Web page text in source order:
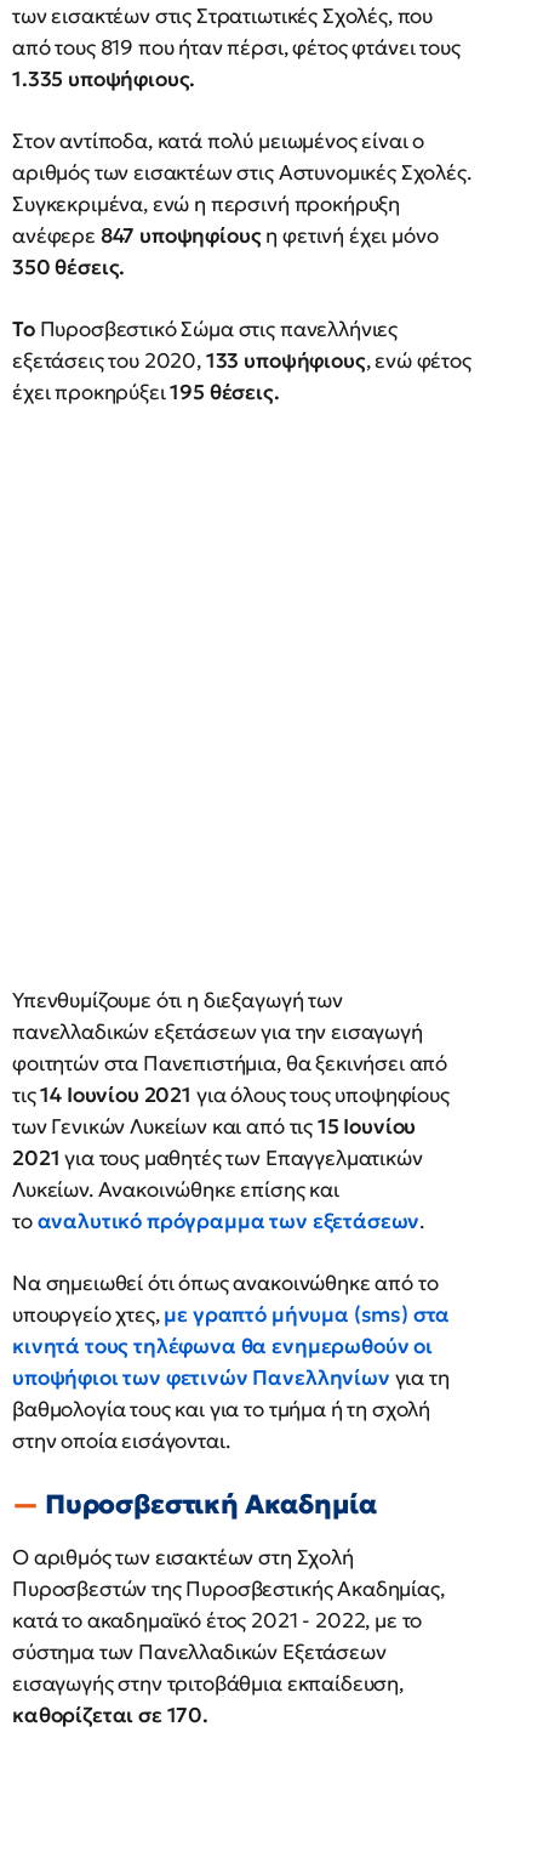
των εισακτέων στις Στρατιωτικές Σχολές, που
από τους 819 που ήταν πέρσι, φέτος φτάνει τους
1.335 υποψήφιους.
Στον αντίποδα, κατά πολύ μειωμένος είναι ο
αριθμός των εισακτέων στις Αστυνομικές Σχολές.
Συγκεκριμένα, ενώ η περσινή προκήρυξη
ανέφερε 847 υποψηφίουςη φετινή έχει μόνο
350 θέσεις.
Το Πυροσβεστικό Σώμα στις πανελλήνιες
εξετάσεις του 2020,133 υποψήφιους, ενώ φέτος
έχει προκηρύξει195 θέσεις.
Υπενθυμίζουμε ότι η διεξαγωγή των
πανελλαδικών εξετάσεων για την εισαγωγή
φοιτητών στα Πανεπιστήμια, θα ξεκινήσει από
τις14 Ιουνίου 2021 για όλους τους υποψηφίους
των Γενικών Λυκείων και από τις15 Ιουνίου
2021για τους μαθητές των Επαγγελματικών
Λυκείων. Ανακοινώθηκε επίσης και
τοαναλυτικό πρόγραμμα των εξετάσεων.
Να σημειωθεί ότι όπως ανακοινώθηκε από το
υπουργείο χτες,με γραπτό μήνυμα (sms) στα
κινητά τους τηλέφωνα θα ενημερωθούν οι
υποψήφιοι των φετινών Πανελληνίων για τη
βαθμολογία τους και για το τμήμα ή τη σχολή
στην οποία εισάγονται.
Πυροσβεστική Ακαδημία
Ο αριθμός των εισακτέων στη Σχολή
Πυροσβεστών της Πυροσβεστικής Ακαδημίας,
κατά το ακαδημαϊκό έτος 2021 - 2022, με το
σύστημα των Πανελλαδικών Εξετάσεων
εισαγωγής στην τριτοβάθμια εκπαίδευση,
καθορίζεται σε 170.